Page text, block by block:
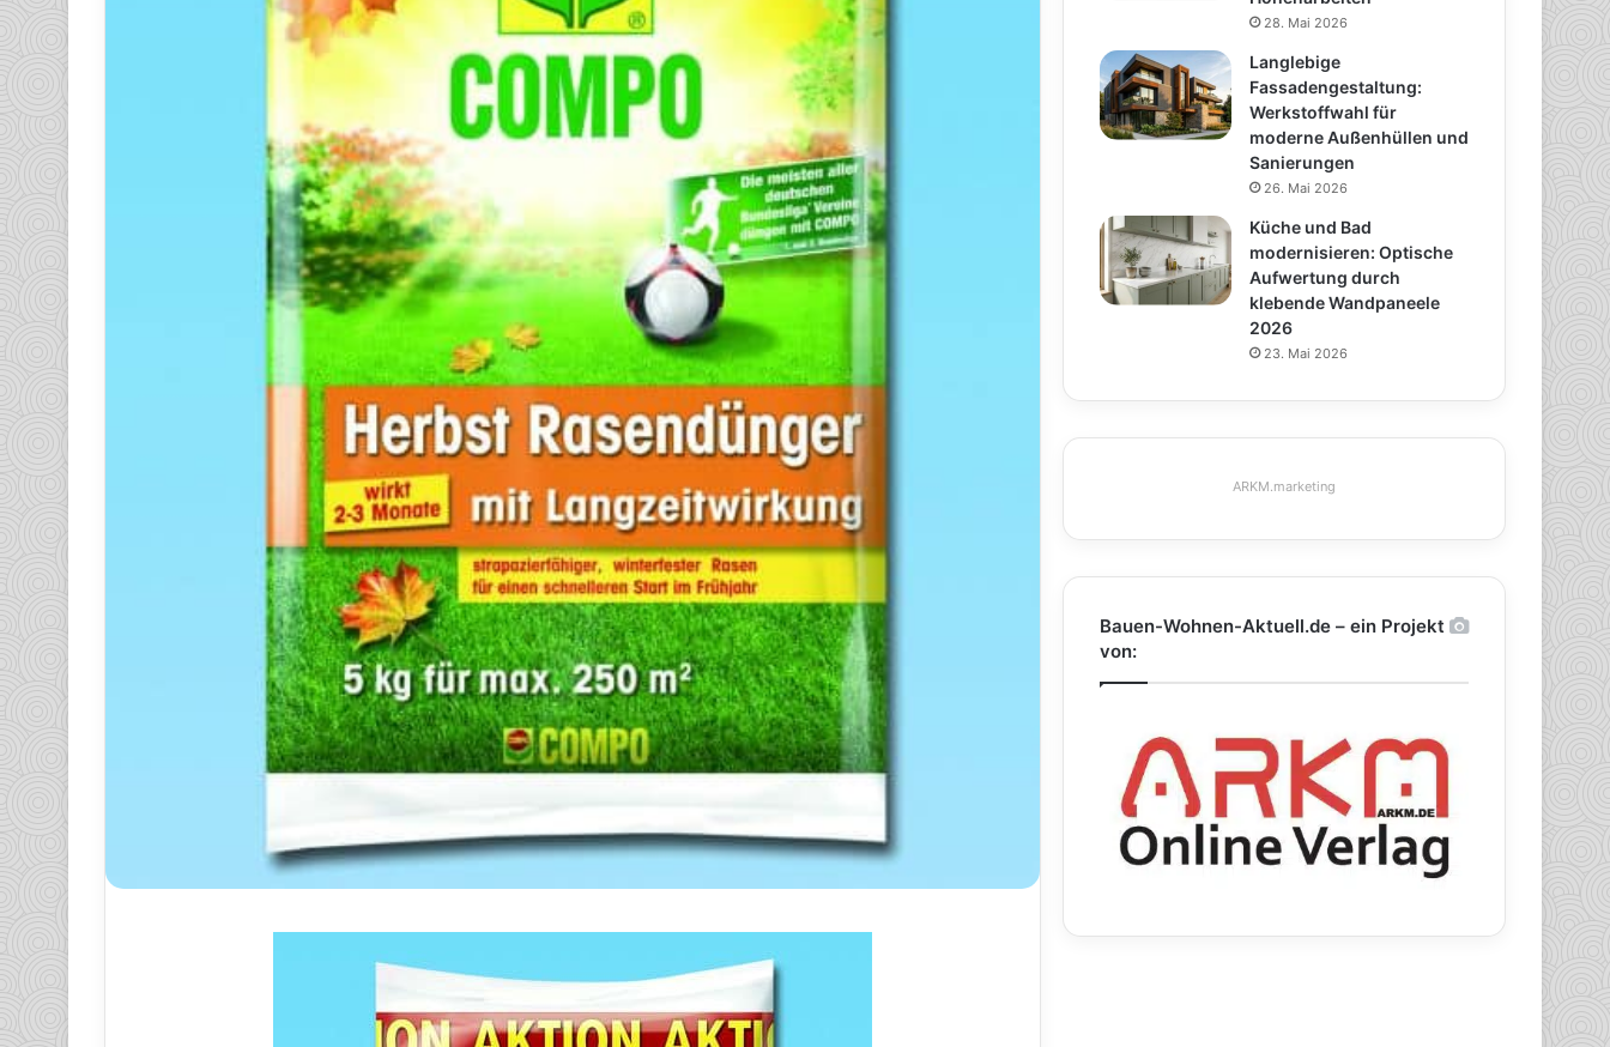
28. Mai 2026
Langlebige
Fassadengestaltung:
Werkstoffwahl für
moderne Außenhüllen und
Sanierungen
26. Mai 2026
Küche und Bad
modernisieren: Optische
Aufwertung durch
klebende Wandpaneele
2026
23. Mai 2026
ARKM.marketing
Bauen-Wohnen-Aktuell.de – ein Projekt
von: